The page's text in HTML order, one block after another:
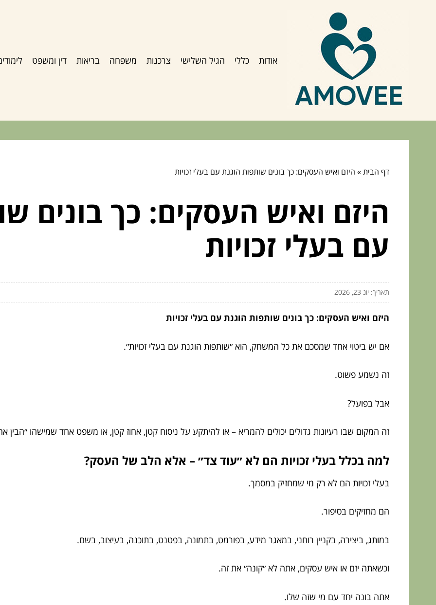
אודות כללי הגיל השלישי צרכנות משפחה בריאות דין ומשפט
דף הבית» היזם ואיש העסקים: כך בונים שותפות הוגנת עם בעלי זכויות
היזם ואיש העסקים: כך בונים
עם בעלי זכויות
תאריך: יונ 23, 2026
היזם ואיש העסקים: כך בונים שותפות הוגנת עם בעלי זכויות
אם יש ביטוי אחד שמסכם את כל המשחק, הוא ״שותפות הוגנת עם בעלי זכויות״.
זה נשמע פשוט.
אבל בפועל?
זה המקום שבו רעיונות גדולים יכולים להמריא – או להיתקע על ניסוח קטן, אחוז קטן, או משפט אחד שמישהו ״הבין
למה בכלל בעלי זכויות הם לא ״עוד צד״ – אלא הלב של העסק?
בעלי זכויות הם לא רק מי שמחזיק במסמך.
הם מחזיקים בסיפור.
במותג, ביצירה, בקניין רוחני, במאגר מידע, בפורמט, בתמונה, בפטנט, בתוכנה, בעיצוב, בשם.
וכשאתה יזם או איש עסקים, אתה לא ״קונה״ את זה.
אתה בונה יחד עם מי שזה שלו.